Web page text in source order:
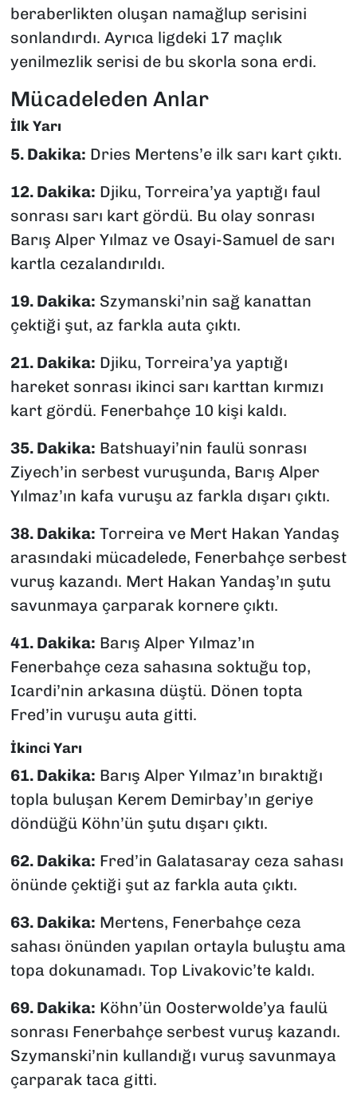
beraberlikten oluşan namağlup serisini
sonlandırdı. Ayrıca ligdeki 17 maçlık
yenilmezlik serisi de bu skorla sona erdi.
Mücadeleden Anlar
İlk Yarı
5. Dakika: Dries Mertens’e ilk sarı kart çıktı.
12. Dakika: Djiku, Torreira’ya yaptığı faul
sonrası sarı kart gördü. Bu olay sonrası
Barış Alper Yılmaz ve Osayi-Samuel de sarı
kartla cezalandırıldı.
19. Dakika: Szymanski’nin sağ kanattan
çektiği şut, az farkla auta çıktı.
21. Dakika: Djiku, Torreira’ya yaptığı
hareket sonrası ikinci sarı karttan kırmızı
kart gördü. Fenerbahçe 10 kişi kaldı.
35. Dakika: Batshuayi’nin faulü sonrası
Ziyech’in serbest vuruşunda, Barış Alper
Yılmaz’ın kafa vuruşu az farkla dışarı çıktı.
38. Dakika: Torreira ve Mert Hakan Yandaş
arasındaki mücadelede, Fenerbahçe serbest
vuruş kazandı. Mert Hakan Yandaş’ın şutu
savunmaya çarparak kornere çıktı.
41. Dakika: Barış Alper Yılmaz’ın
Fenerbahçe ceza sahasına soktuğu top,
Icardi’nin arkasına düştü. Dönen topta
Fred’in vuruşu auta gitti.
İkinci Yarı
61. Dakika: Barış Alper Yılmaz’ın bıraktığı
topla buluşan Kerem Demirbay’ın geriye
döndüğü Köhn’ün şutu dışarı çıktı.
62. Dakika: Fred’in Galatasaray ceza sahası
önünde çektiği şut az farkla auta çıktı.
63. Dakika: Mertens, Fenerbahçe ceza
sahası önünden yapılan ortayla buluştu ama
topa dokunamadı. Top Livakovic’te kaldı.
69. Dakika: Köhn’ün Oosterwolde’ya faulü
sonrası Fenerbahçe serbest vuruş kazandı.
Szymanski’nin kullandığı vuruş savunmaya
çarparak taca gitti.